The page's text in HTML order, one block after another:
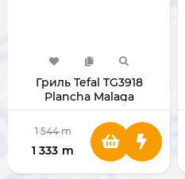
Гриль Tefal TG3918
Plancha Malaga
1 544 m
1 333 m